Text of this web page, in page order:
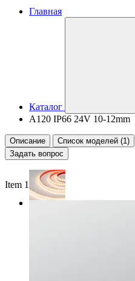
Главная
Каталог
A120 IP66 24V 10-12mm
Описание
Список моделей (1)
Задать вопрос
Item 1 of 3